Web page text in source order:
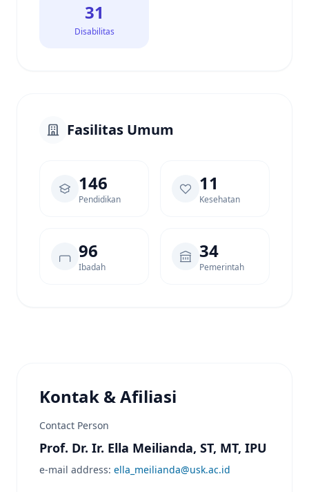
31
Disabilitas
Fasilitas Umum
146
Pendidikan
11
Kesehatan
96
Ibadah
34
Pemerintah
Kontak & Afiliasi
Contact Person
Prof. Dr. Ir. Ella Meilianda, ST, MT, IPU
e-mail address: ella_meilianda@usk.ac.id